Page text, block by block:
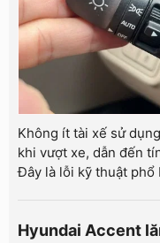
Không ít tài xế sử
khi vượt xe, dẫn đến
Đây là lỗi kỹ thuật phổ
Hyundai Accent